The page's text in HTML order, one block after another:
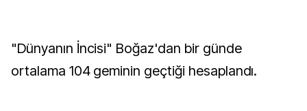
"Dünyanın İncisi" Boğaz'dan bir günde
ortalama 104 geminin geçtiği hesaplandı.